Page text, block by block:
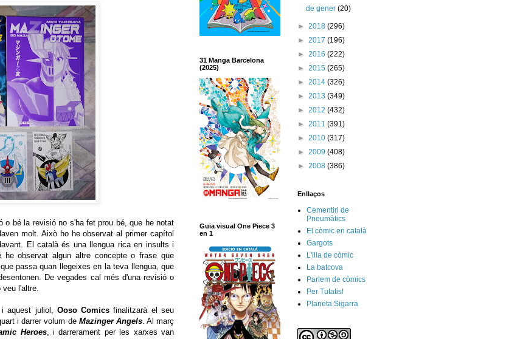
bé la revisió no s'ha fet prou bé, que he notat
molt. Això ho he observat al primer capítol
El català és una llengua rica en insults i
he observat algun altre concepte o frase que
passa quan llegeixes en la teva llengua, que
De vegades cal més d'una revisió o
veu l'altre.
aquest juliol, Ooso Comics finalitzarà el seu
i darrer volum de Mazinger Angels. Al març
Heroes, i darrerament per les xarxes van
31 Manga Barcelona
(2025)
Guia visual One Piece 3
en 1
de gener(20)
► 2018 (296)
► 2017 (196)
► 2016 (222)
► 2015 (265)
► 2014 (326)
► 2013 (349)
► 2012 (432)
► 2011 (391)
► 2010 (317)
► 2009 (408)
► 2008 (386)
Enllaços
Cementiri de
Pneumàtics
El còmic en català
Gargots
L'illa de còmic
La batcova
Parlem de còmics
Per Tutatis!
Planeta Sigarra